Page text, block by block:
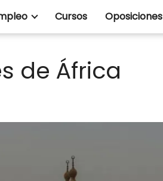
Cursos Oposiciones
de África